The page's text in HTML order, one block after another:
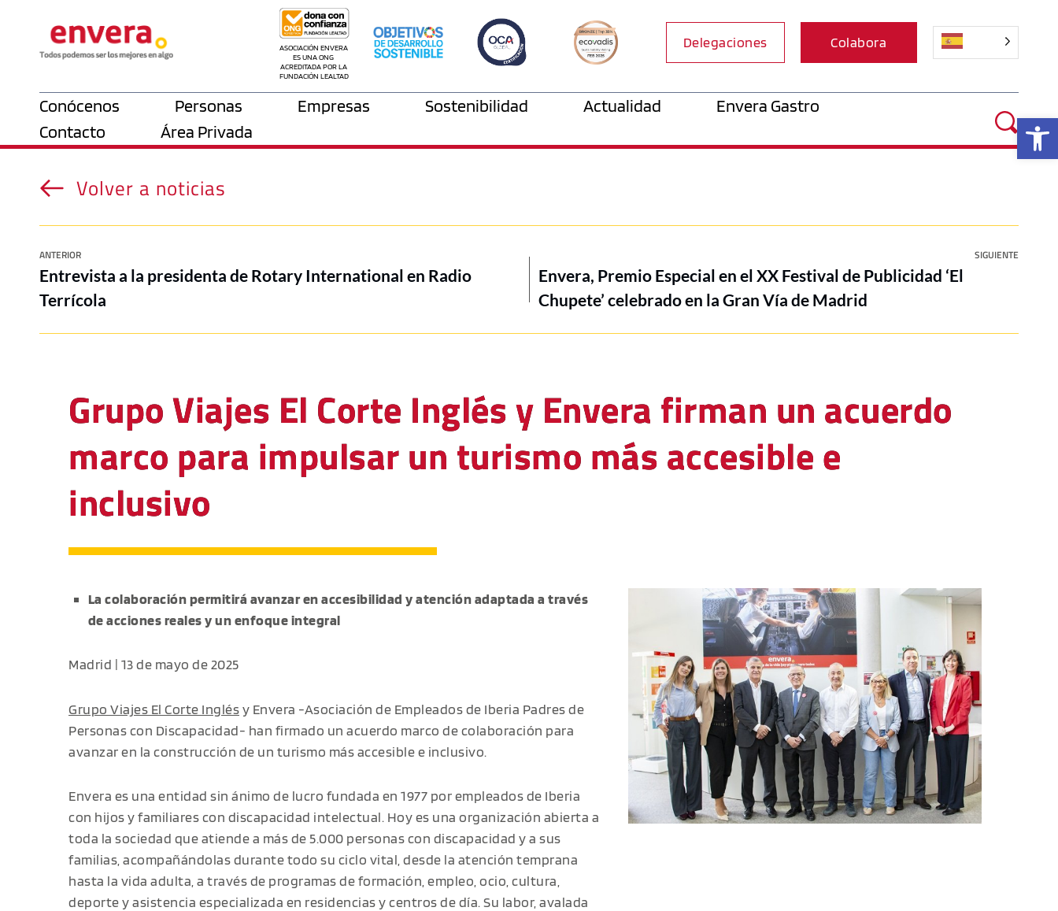
ASOCIACIÓN ENVERA
ES UNA ONG
ACREDITADA POR LA
FUNDACIÓN LEALTAD
Delegaciones Colabora
Conócenos Personas Empresas Sostenibilidad Actualidad
Envera Gastro
Contacto
Área Privada
Volver a noticias
ANTERIOR SIGUIENTE
Entrevista a la presidenta de Rotary International en Radio
Terrícola
Envera, Premio Especial en el XX Festival de Publicidad ‘El
Chupete’ celebrado en la Gran Vía de Madrid
Grupo Viajes El Corte Inglés y Envera firman un acuerdo
marco para impulsar un turismo más accesible e
inclusivo
La colaboración permitirá avanzar en accesibilidad y atención adaptada a través
de acciones reales y un enfoque integral
Madrid | 13 de mayo de 2025
Grupo Viajes El Corte Inglésy Envera -Asociación de Empleados de Iberia Padres de
Personas con Discapacidad- han firmado un acuerdo marco de colaboración para
avanzar en la construcción de un turismo más accesible e inclusivo.
Envera es una entidad sin ánimo de lucro fundada en 1977 por empleados de Iberia
con hijos y familiares con discapacidad intelectual. Hoy es una organización abierta a
toda la sociedad que atiende a más de 5.000 personas con discapacidad y a sus
familias, acompañándolas durante todo su ciclo vital, desde la atención temprana
hasta la vida adulta, a través de programas de formación, empleo, ocio, cultura,
deporte y asistencia especializada en residencias y centros de día. Su labor, avalada